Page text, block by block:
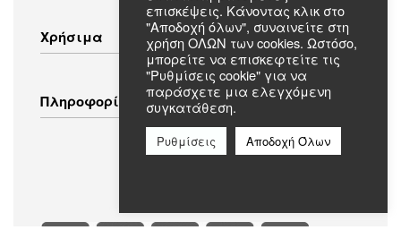
Λευκές Συσκευές
Οικιακός Εξοπλισμός
Ενδύματα
Χρήσιμα
Τρόποι Αποστολής
Τρόποι Πληρωμής
Πολιτική Επιστροφών
Πολιτική Απορρήτου
Πληροφορίες
Συχνές Ερωτήσεις
επισκέψεις. Κάνοντας κλικ στο
"Αποδοχή όλων", συναινείτε στη
χρήση ΟΛΩΝ των cookies. Ωστόσο,
μπορείτε να επισκεφτείτε τις
"Ρυθμίσεις cookie" για να
παράσχετε μια ελεγχόμενη
συγκατάθεση.
Ρυθμίσεις Αποδοχή Όλων